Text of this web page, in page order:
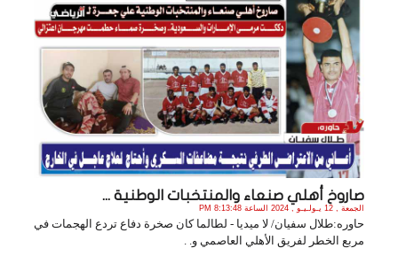
صاروخ أهلي صنعاء والمنتخبات الوطنية ...
الجمعة , 12 يـولـيـو , 2024 الساعة 8:13:48 PM
حاوره:طلال سفيان/ لا ميديا - لطالما كان صخرة دفاع تردع الهجمات في
مربع الخطر لفريق الأهلي العاصمي و. .